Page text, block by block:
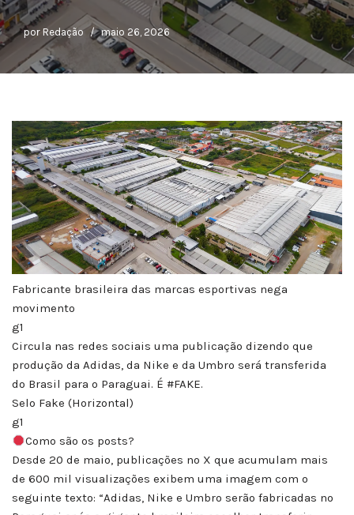
por Redação maio 26, 2026
Fabricante brasileira das marcas esportivas nega
movimento
g1
Circula nas redes sociais uma publicação dizendo que
produção da Adidas, da Nike e da Umbro será transferida
do Brasil para o Paraguai. É #FAKE.
Selo Fake (Horizontal)
g1
Como são os posts?
Desde 20 de maio, publicações no X que acumulam mais
de 600 mil visualizações exibem uma imagem com o
seguinte texto: “Adidas, Nike e Umbro serão fabricadas no